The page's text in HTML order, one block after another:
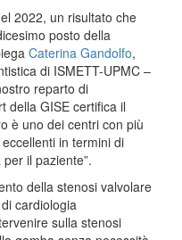
2022, un risultato che
posto della
Caterina Gandolfo,
di ISMETT-UPMC –
reparto di
della GISE certifica il
è uno dei centri con più
in termini di
il paziente”.
della stenosi valvolare
cardiologia
sulla stenosi